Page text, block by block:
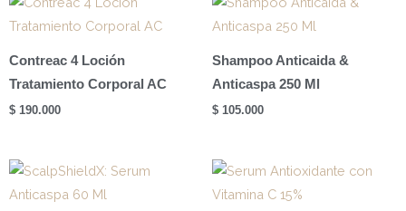
Contreac 4 Loción
Tratamiento Corporal AC
$ 190.000
Shampoo Anticaida &
Anticaspa 250 Ml
$ 105.000